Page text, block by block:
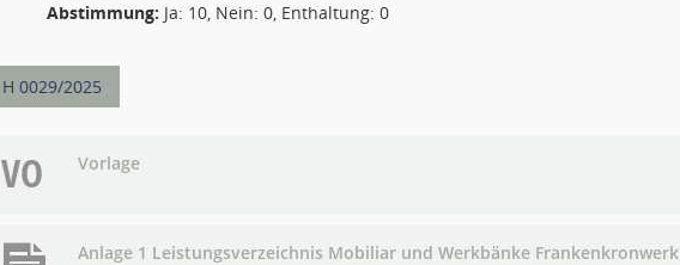
Abstimmung: Ja: 10, Nein: 0, Enthaltung: 0
H 0029/2025
VO Vorlage
Anlage 1 Leistungsverzeichnis Mobiliar und Werkbänke Frankenkronwerk